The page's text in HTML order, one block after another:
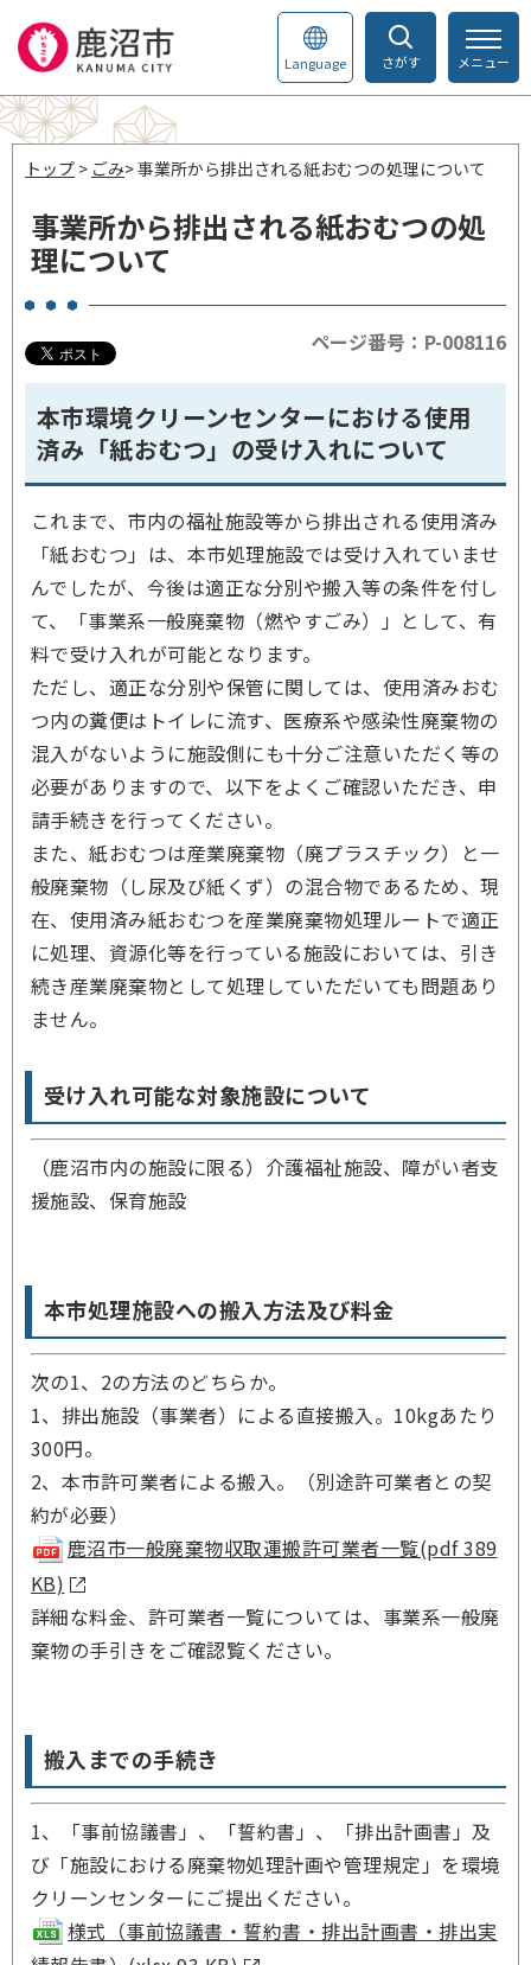
さがす
Language メニュー
トップ > ごみ> 事業所から排出される紙おむつの処理について
事業所から排出される紙おむつの処
理について
ページ番号：P-008116
本市環境クリーンセンターにおける使用
済み「紙おむつ」の受け入れについて
これまで、市内の福祉施設等から排出される使用済み
「紙おむつ」は、本市処理施設では受け入れていませ
んでしたが、今後は適正な分別や搬入等の条件を付し
て、「事業系一般廃棄物（燃やすごみ）」として、有
料で受け入れが可能となります。
ただし、適正な分別や保管に関しては、使用済みおむ
つ内の糞便はトイレに流す、医療系や感染性廃棄物の
混入がないように施設側にも十分ご注意いただく等の
必要がありますので、以下をよくご確認いただき、申
請手続きを行ってください。
また、紙おむつは産業廃棄物（廃プラスチック）と一
般廃棄物（し尿及び紙くず）の混合物であるため、現
在、使用済み紙おむつを産業廃棄物処理ルートで適正
に処理、資源化等を行っている施設においては、引き
続き産業廃棄物として処理していただいても問題あり
ません。
受け入れ可能な対象施設について
（鹿沼市内の施設に限る）介護福祉施設、障がい者支
援施設、保育施設
本市処理施設への搬入方法及び料金
次の1、2の方法のどちらか。
1、排出施設（事業者）による直接搬入。10kgあたり
300円。
2、本市許可業者による搬入。（別途許可業者との契
約が必要）
鹿沼市一般廃棄物収取運搬許可業者一覧(pdf 389
KB)
詳細な料金、許可業者一覧については、事業系一般廃
棄物の手引きをご確認覧ください。
搬入までの手続き
1、「事前協議書」、「誓約書」、「排出計画書」及
び「施設における廃棄物処理計画や管理規定」を環境
クリーンセンターにご提出ください。
様式（事前協議書・誓約書・排出計画書・排出実